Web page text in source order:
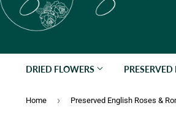
DRIED FLOWERS
Home › Preserved English Roses &